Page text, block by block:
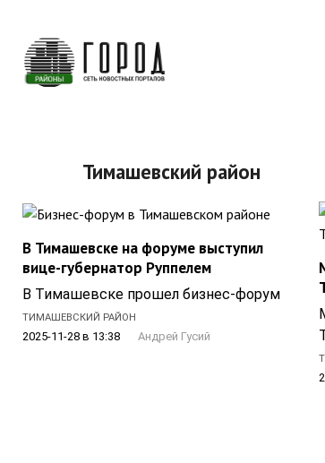
контенту
Тимашевский район
В Тимашевске на форуме выступил
вице-губернатор Руппелем
В Тимашевске прошел бизнес-форум
ТИМАШЕВСКИЙ РАЙОН
2025-11-28 в 13:38 Андрей Гусий